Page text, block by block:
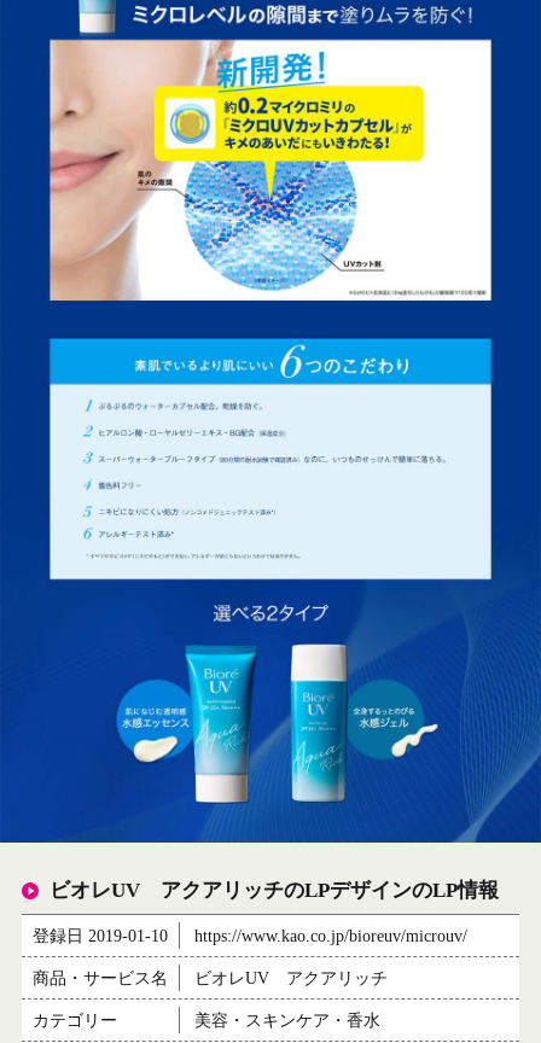
ビオレUV アクアリッチのLPデザインのLP情報
登録日 2019-01-10 https://www.kao.co.jp/bioreuv/microuv/
商品・サービス名 ビオレUV アクアリッチ
カテゴリー 美容・スキンケア・香水